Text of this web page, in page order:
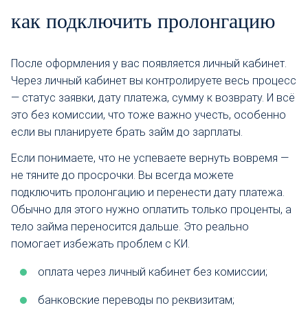
как подключить пролонгацию
После оформления у вас появляется личный кабинет.
Через личный кабинет вы контролируете весь процесс
— статус заявки, дату платежа, сумму к возврату. И всё
это без комиссии, что тоже важно учесть, особенно
если вы планируете брать займ до зарплаты.
Если понимаете, что не успеваете вернуть вовремя —
не тяните до просрочки. Вы всегда можете
подключить пролонгацию и перенести дату платежа.
Обычно для этого нужно оплатить только проценты, а
тело займа переносится дальше. Это реально
помогает избежать проблем с КИ.
оплата через личный кабинет без комиссии;
банковские переводы по реквизитам;